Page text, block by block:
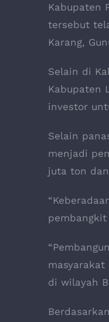
Kabupaten
tersebut
Karang,
Selain di
Kabupaten
investor
Selain
menjadi
juta ton
di wilayah